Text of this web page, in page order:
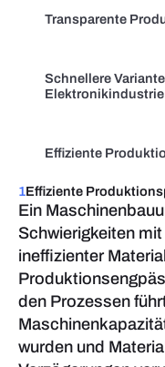
Transparente
Schnellere
Elektronikindustrie
Effiziente
1Effiziente
Ein
Schwierigkeiten
ineffizienter
den Prozessen
wurden und